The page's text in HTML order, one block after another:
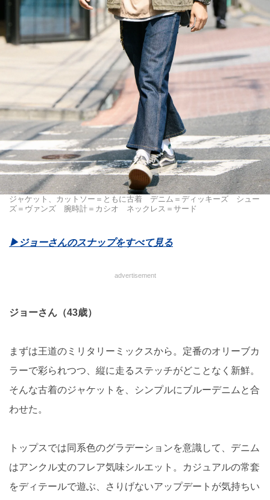
ジャケット、カットソー＝ともに古着 デニム＝ディッキーズ シュー
ズ＝ヴァンズ 腕時計＝カシオ ネックレス＝サード
▶︎ジョーさんのスナップをすべて見る
advertisement
ジョーさん（43歳）
まずは王道のミリタリーミックスから。定番のオリーブカ
ラーで彩られつつ、縦に走るステッチがどことなく新鮮。
そんな古着のジャケットを、シンプルにブルーデニムと合
わせた。
トップスでは同系色のグラデーションを意識して、デニム
はアンクル丈のフレア気味シルエット。カジュアルの常套
をディテールで遊ぶ、さりげないアップデートが気持ちい